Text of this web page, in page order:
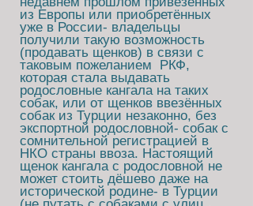
из Европы или приобретённых
уже в России- владельцы
получили такую возможность
(продавать щенков) в связи с
таковым пожеланием РКФ,
которая стала выдавать
родословные кангала на таких
собак, или от щенков ввезённых
собак из Турции незаконно, без
экспортной родословной- собак с
сомнительной регистрацией в
НКО страны ввоза. Настоящий
щенок кангала с родословной не
может стоить дёшево даже на
исторической родине- в Турции